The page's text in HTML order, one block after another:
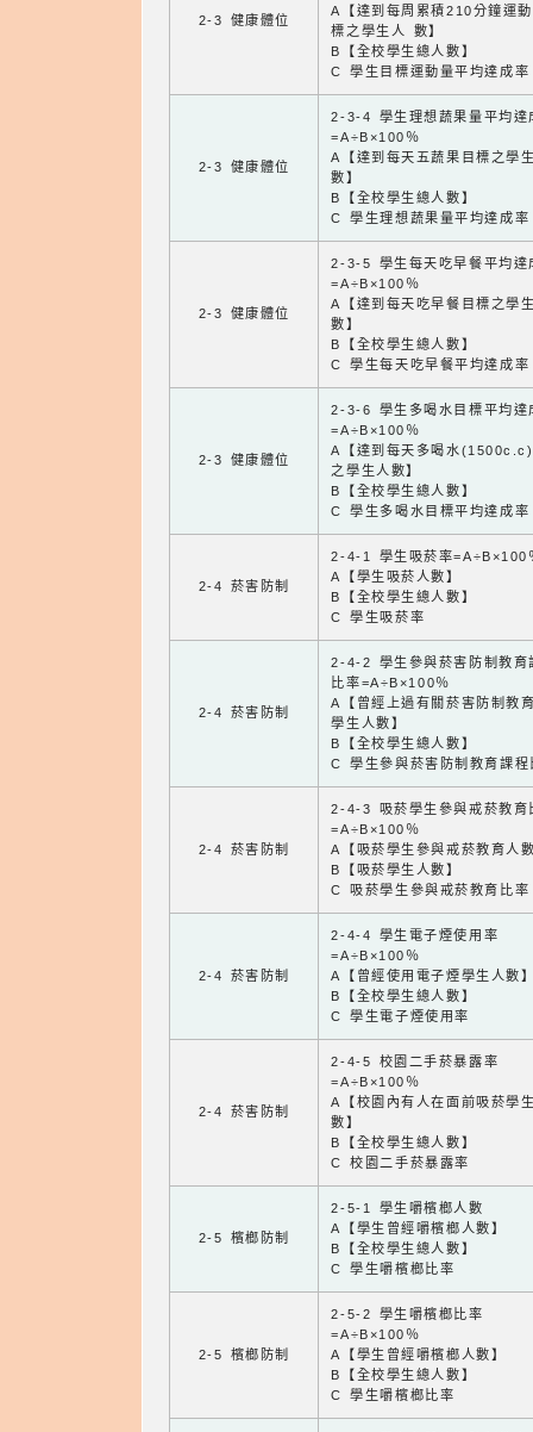
2-3 健康體位
A【達到每周累積210分鐘運
標之學生人 數】
B【全校學生總人數】
C 學生目標運動量平均達成率
2-3 健康體位
2-3-4 學生理想蔬果量平均達
=A÷B×100％
A【達到每天五蔬果目標之學
數】
B【全校學生總人數】
C 學生理想蔬果量平均達成率
2-3 健康體位
2-3-5 學生每天吃早餐平均達
=A÷B×100％
A【達到每天吃早餐目標之學
數】
B【全校學生總人數】
C 學生每天吃早餐平均達成率
2-3 健康體位
2-3-6 學生多喝水目標平均達
=A÷B×100％
A【達到每天多喝水
之學生人數】
B【全校學生總人數】
C 學生多喝水目標平均達成率
2-4 菸害防制
2-4-1 學生吸菸率=A÷B×100
A【學生吸菸人數】
B【全校學生總人數】
C 學生吸菸率
2-4 菸害防制
2-4-2 學生參與菸害防制教育
比率=A÷B×100％
A【曾經上過有關菸害防制教
學生人數】
B【全校學生總人數】
C 學生參與菸害防制教育課程
2-4 菸害防制
2-4-3 吸菸學生參與戒菸教育
=A÷B×100％
A【吸菸學生參與戒菸教育人
B【吸菸學生人數】
C 吸菸學生參與戒菸教育比率
2-4 菸害防制
2-4-4 學生電子煙使用率
=A÷B×100％
A【曾經使用電子煙學生人數
B【全校學生總人數】
C 學生電子煙使用率
2-4 菸害防制
2-4-5 校園二手菸暴露率
=A÷B×100％
A【校園內有人在面前吸菸學
數】
B【全校學生總人數】
C 校園二手菸暴露率
2-5 檳榔防制
2-5-1 學生嚼檳榔人數
A【學生曾經嚼檳榔人數】
B【全校學生總人數】
C 學生嚼檳榔比率
2-5 檳榔防制
2-5-2 學生嚼檳榔比率
=A÷B×100％
A【學生曾經嚼檳榔人數】
B【全校學生總人數】
C 學生嚼檳榔比率